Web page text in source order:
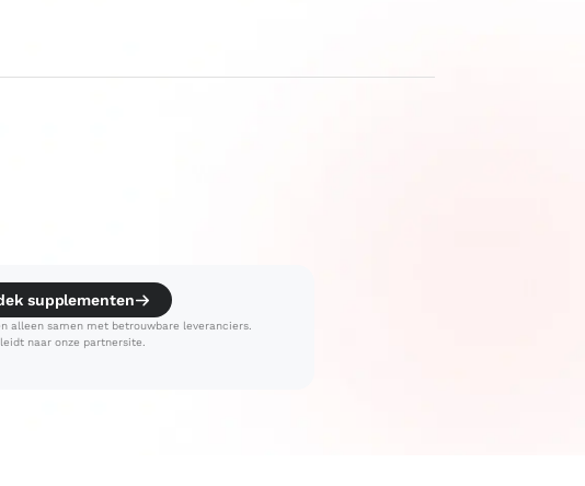
supplementen
alleen samen met betrouwbare leveranciers.
naar onze partnersite.